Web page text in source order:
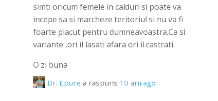
simti oricum femele in calduri si poate va
incepe sa si marcheze teritoriul si nu va fi
foarte placut pentru dumneavoastra.Ca si
variante ,ori il lasati afara ori il castrati.
O zi buna
Dr. Epure a raspuns 10 ani ago